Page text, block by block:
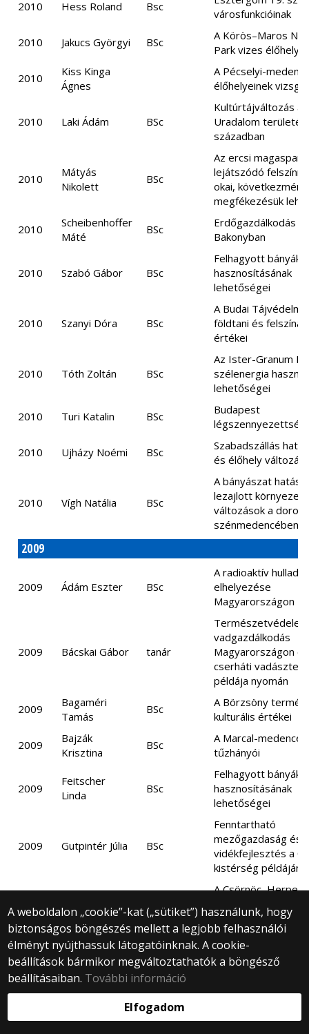
2010 Hess Roland Bsc
városfunkcióinak
2010 Jakucs Györgyi BSc
A Körös–Maros
Park vizes élőhelyei
2010
Kiss Kinga
Ágnes
A Pécselyi-
élőhelyeinek
2010 Laki Ádám BSc
Kultúrtájváltozás a
Uradalom
században
2010
Mátyás
Nikolett
BSc
Az ercsi
lejátszódó
okai,
megfékezésük
2010
Scheibenhoffer
Máté
BSc
Erdőgazdálkodás a
Bakonyban
2010 Szabó Gábor BSc
Felhagyott bányák
hasznosításának
lehetőségei
2010 Szanyi Dóra BSc
A Budai
földtani és
értékei
2010 Tóth Zoltán BSc
Az Ister-Granum
szélenergia
lehetőségei
2010 Turi Katalin BSc
Budapest
2010 Ujházy Noémi BSc
Szabadszállás
és élőhely
2010 Vígh Natália BSc
A bányászat
lezajlott környezeti
változások a dorogi
szénmedencében
2009
2009 Ádám Eszter BSc
A radioaktív
elhelyezése
Magyarországon
2009 Bácskai Gábor tanár
vadgazdálkodás
Magyarországon
cserháti
példája nyomán
2009
Bagaméri
Tamás
BSc
A Börzsöny
kulturális értékei
2009
Bajzák
Krisztina
BSc
A Marcal-medence
tűzhányói
2009
Feitscher
Linda
BSc
Felhagyott bányák
hasznosításának
lehetőségei
2009 Gutpintér Júlia BSc
Fenntartható
mezőgazdaság és
vidékfejlesztés a
kistérség példáján
A
2009
Haris
Zsuzsanna
Brigitta
tanár
A XVII. kerület
térszerkezete
2009 Lánczi Dániel BSc
somogyvámosi
völgy ökológiai
A weboldalon „cookie”-kat („sütiket”) használunk, hogy
biztonságos böngészés mellett a legjobb felhasználói
élményt nyújthassuk látogatóinknak. A cookie-
beállítások bármikor megváltoztathatók a böngésző
beállításaiban. További információ
Elfogadom